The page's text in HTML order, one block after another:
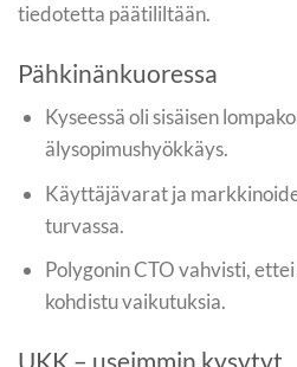
tiedotetta päätililtään.
Pähkinänkuoressa
Kyseessä oli sisäisen
älysopimushyökkäys.
Käyttäjävarat ja
turvassa.
Polygonin CTO vahvisti,
kohdistu vaikutuksia.
UKK – useimmin kysytyt